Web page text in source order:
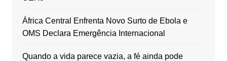
África Central Enfrenta Novo Surto de Ebola e
OMS Declara Emergência Internacional
Quando a vida parece vazia, a fé ainda pode